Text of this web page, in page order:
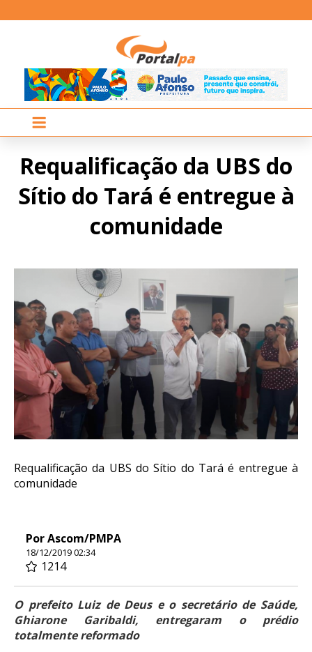
Requalificação da UBS do
Sítio do Tará é entregue à
comunidade
Requalificação da UBS do Sítio do Tará é entregue à
comunidade
Por Ascom/PMPA
18/12/2019 02:34
1214
O prefeito Luiz de Deus e o secretário de Saúde,
Ghiarone Garibaldi, entregaram o prédio
totalmente reformado